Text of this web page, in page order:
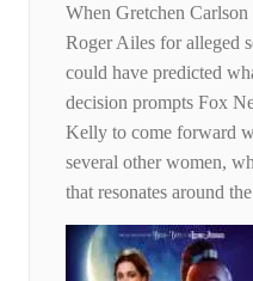
When Gretchen
Roger Ailes for alleged
could have predicted
decision prompts Fox
Kelly to come forward
several other women,
that resonates around